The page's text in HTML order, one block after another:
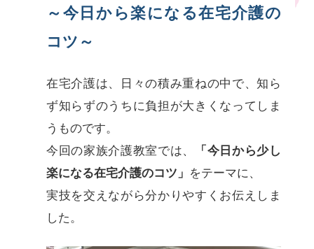
～今日から楽になる在宅介護の
コツ～
在宅介護は、日々の積み重ねの中で、知ら
ず知らずのうちに負担が大きくなってしま
うものです。
今回の家族介護教室では、
「今日から少し
楽になる在宅介護のコツ」 をテーマに、
実技を交えながら分かりやすくお伝えしま
した。